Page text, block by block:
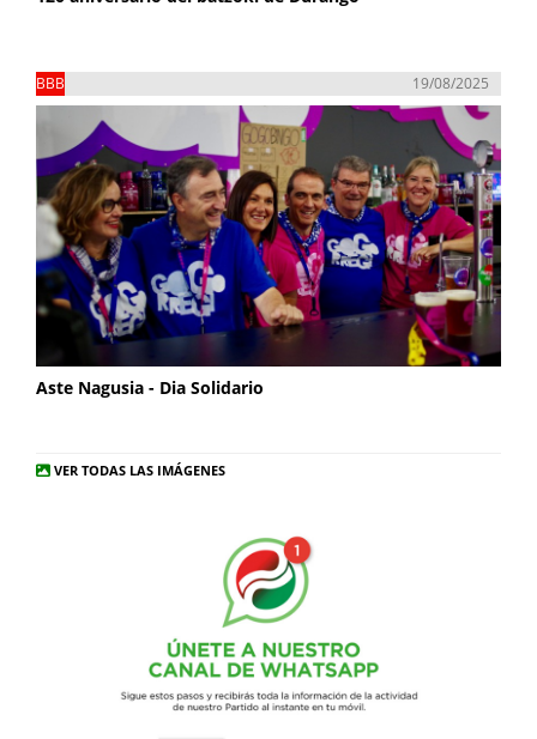
BBB 19/08/2025
Aste Nagusia - Dia Solidario
VER TODAS LAS IMÁGENES